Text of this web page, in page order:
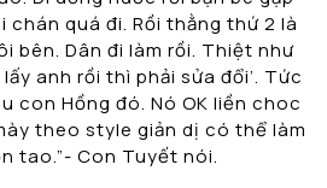
chán quá đi. Rồi thằng thứ 2 là
bên. Dân đi làm rồi. Thiệt như
anh rồi thì phải sửa đổi’. Tức
con Hồng đó. Nó OK liền choc
theo style giản dị có thể làm
tao.”- Con Tuyết nói.